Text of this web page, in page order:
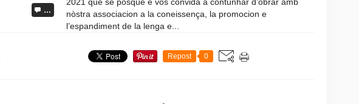
…
nòstra associacion a la coneissença, la promocion e
l’espandiment de la lenga e...
Repost 0